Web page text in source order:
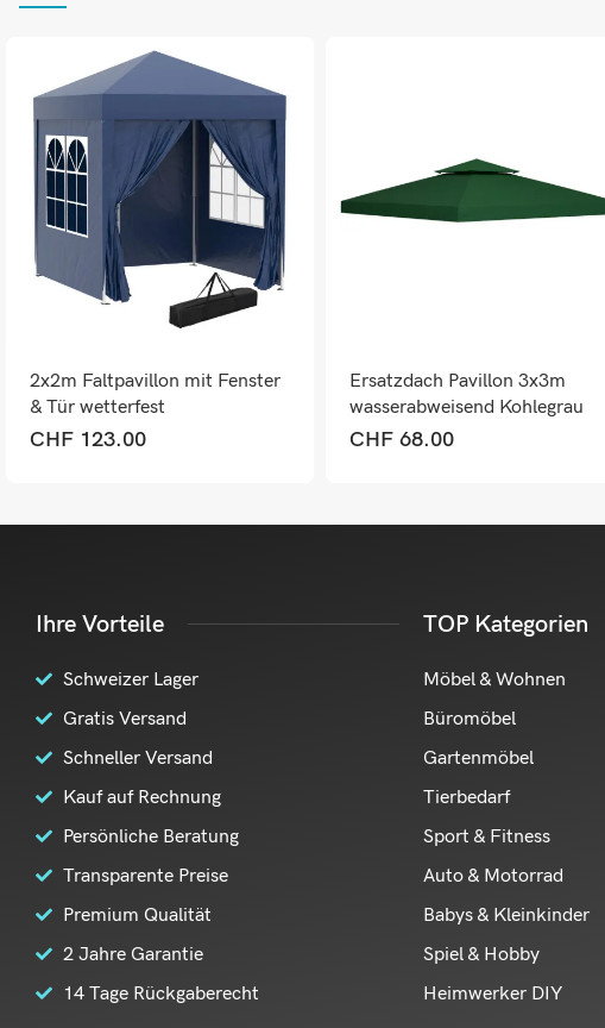
2x2m Faltpavillon mit Fenster
& Tür wetterfest
CHF123.00
Ersatzdach Pavillon 3x3m
wasserabweisend Kohlegrau
CHF68.00
Ihre Vorteile
Schweizer Lager
Gratis Versand
Schneller Versand
Kauf auf Rechnung
Persönliche Beratung
Transparente Preise
Premium Qualität
2 Jahre Garantie
14 Tage Rückgaberecht
TOP Kategorien
Möbel & Wohnen
Büromöbel
Gartenmöbel
Tierbedarf
Sport & Fitness
Auto & Motorrad
Babys & Kleinkinder
Spiel & Hobby
Heimwerker DIY